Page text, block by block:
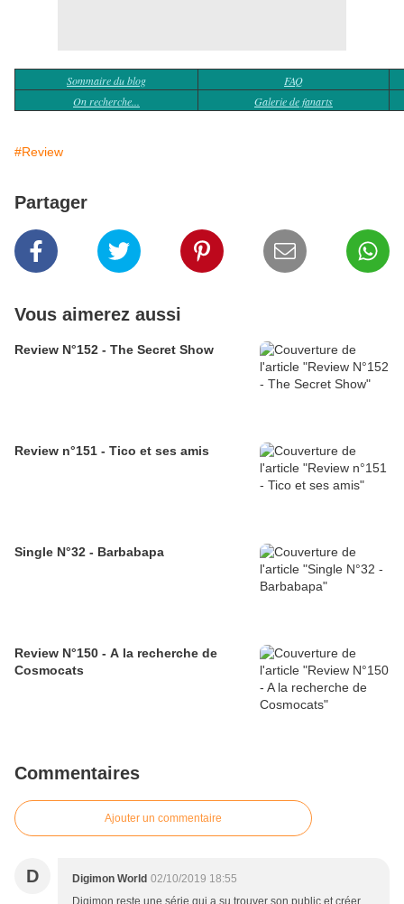
Sommaire du blog
FAQ
On recherche...
Galerie de fanarts
#Review
Partager
Vous aimerez aussi
Review N°152 - The Secret Show
Review n°151 - Tico et ses amis
Single N°32 - Barbabapa
Review N°150 - A la recherche de
Cosmocats
Commentaires
Ajouter un commentaire
D Digimon World 02/10/2019 18:55
Digimon reste une série qui a su trouver son public et créer